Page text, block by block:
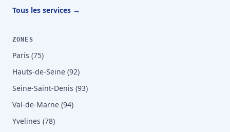
Tous les services →
ZONES
Paris (75)
Hauts-de-Seine (92)
Seine-Saint-Denis (93)
Val-de-Marne (94)
Yvelines (78)